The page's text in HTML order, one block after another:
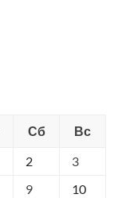
Сб
Вс
2
3
9
10